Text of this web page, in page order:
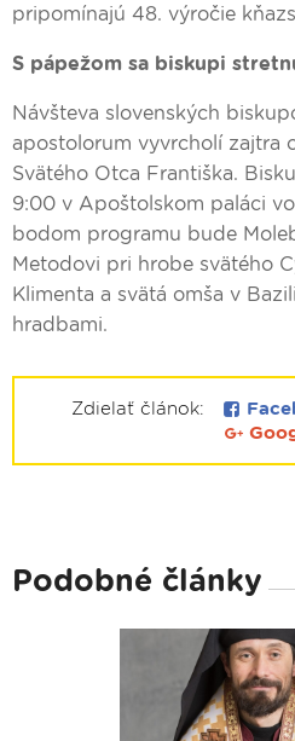
pripomínajú 48. výročie
S pápežom sa biskupi
Návšteva slovenských
apostolorum vyvrcholí zajtra
Svätého Otca Františka.
9:00 v Apoštolskom paláci
bodom programu bude
Metodovi pri hrobe svätého
Klimenta a svätá omša v
hradbami.
Zdielať článok:
Podobné články